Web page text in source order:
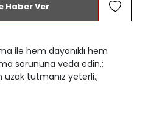
ile hem dayanıklı hem
sorununa veda edin.;
tutmanız yeterli.;
Haber Ver